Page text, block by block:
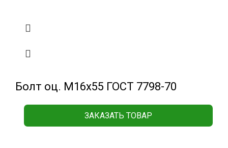
Болт оц. М16х55 ГОСТ 7798-70
ЗАКАЗАТЬ ТОВАР